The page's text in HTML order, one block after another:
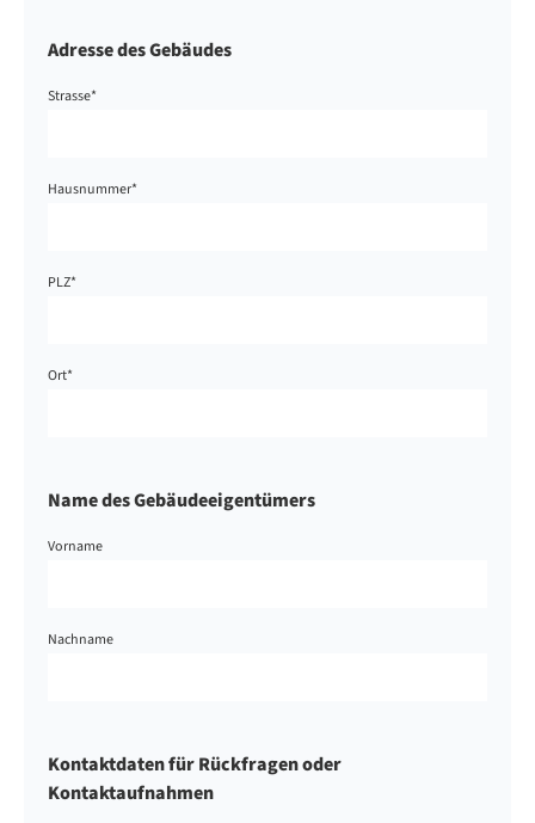
Adresse des Gebäudes
Strasse*
Hausnummer*
PLZ*
Ort*
Name des Gebäudeeigentümers
Vorname
Nachname
Kontaktdaten für Rückfragen oder
Kontaktaufnahmen